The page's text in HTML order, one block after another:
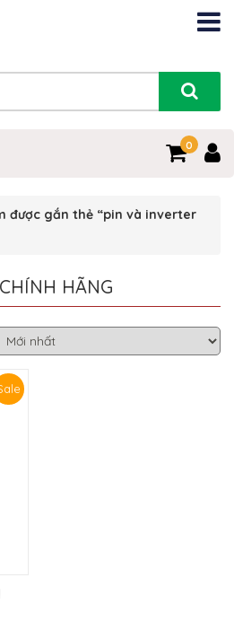
0
được gắn thẻ “pin và inverter
HÃNG